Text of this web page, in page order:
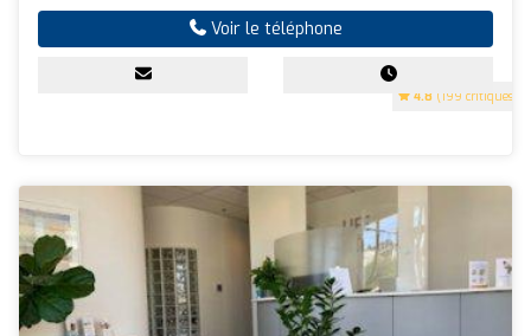
4.8 (199 critiques)
Voir le téléphone